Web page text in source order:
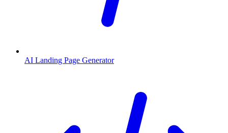
AI Landing Page Generator